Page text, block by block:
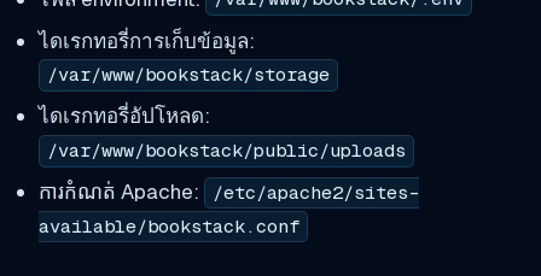
ไดเรกทอรี่การเก็บข้อมูล:
/var/www/bookstack/storage
ไดเรกทอรี่อัปโหลด:
/var/www/bookstack/public/uploads
ការកំណត់ Apache:
/etc/apache2/sites-
available/bookstack.conf